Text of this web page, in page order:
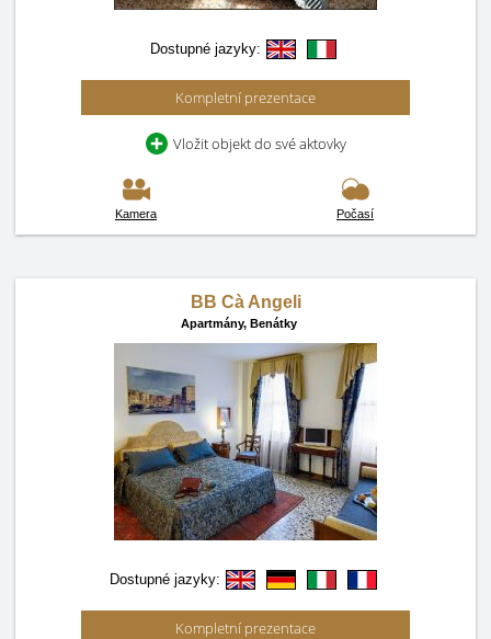
Dostupné jazyky:
Kompletní prezentace
Vložit objekt do své aktovky
Kamera Počasí
BB Cà Angeli
Apartmány, Benátky
Dostupné jazyky:
Kompletní prezentace